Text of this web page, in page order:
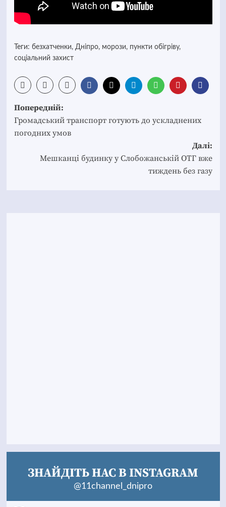
Теги: безхатченки, Дніпро, морози, пункти обігріву,
соціальний захист
Post
navigation
Попередній:
Громадський транспорт готують до ускладнених
погодних умов
Далі:
Мешканці будинку у Слобожанській ОТГ вже
тиждень без газу
ЗНАЙДІТЬ НАС В INSTAGRAM
@11channel_dnipro